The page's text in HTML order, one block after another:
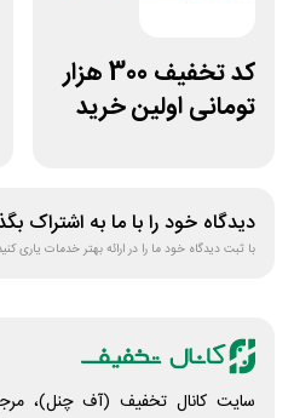
کد تخفیف 300 هزار
تومانی اولین خرید
دیدگاه خود را با ما به اشتراک
با ثبت دیدگاه خود ما را در ارائه بهتر خدمات یاری
سایت کانال تخفیف (آف چنل)،